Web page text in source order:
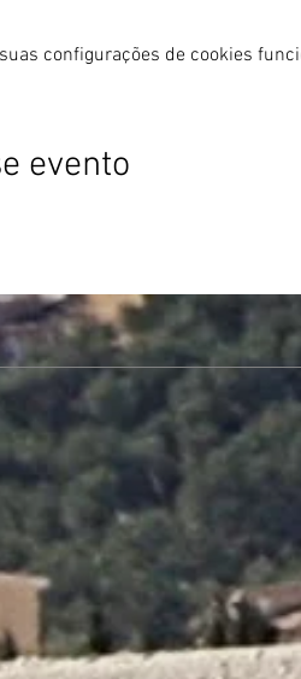
configurações de cookies
evento